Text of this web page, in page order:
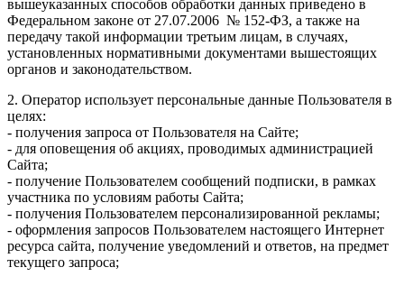
вышеуказанных способов обработки данных приведено в
Федеральном законе от 27.07.2006 № 152-ФЗ, а также на
передачу такой информации третьим лицам, в случаях,
установленных нормативными документами вышестоящих
органов и законодательством.
2. Оператор использует персональные данные Пользователя в
целях:
- получения запроса от Пользователя на Сайте;
- для оповещения об акциях, проводимых администрацией
Сайта;
- получение Пользователем сообщений подписки, в рамках
участника по условиям работы Сайта;
- получения Пользователем персонализированной рекламы;
- оформления запросов Пользователем настоящего Интернет
ресурса сайта, получение уведомлений и ответов, на предмет
текущего запроса;